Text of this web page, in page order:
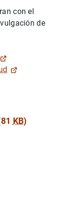
con el
de
KB)